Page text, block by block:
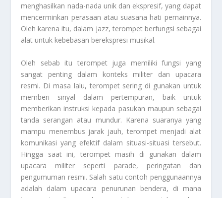
menghasilkan nada-nada unik dan ekspresif, yang dapat
mencerminkan perasaan atau suasana hati pemainnya.
Oleh karena itu, dalam jazz, terompet berfungsi sebagai
alat untuk kebebasan berekspresi musikal.
Oleh sebab itu terompet juga memiliki fungsi yang
sangat penting dalam konteks militer dan upacara
resmi. Di masa lalu, terompet sering di gunakan untuk
memberi sinyal dalam pertempuran, baik untuk
memberikan instruksi kepada pasukan maupun sebagai
tanda serangan atau mundur. Karena suaranya yang
mampu menembus jarak jauh, terompet menjadi alat
komunikasi yang efektif dalam situasi-situasi tersebut.
Hingga saat ini, terompet masih di gunakan dalam
upacara militer seperti parade, peringatan dan
pengumuman resmi. Salah satu contoh penggunaannya
adalah dalam upacara penurunan bendera, di mana